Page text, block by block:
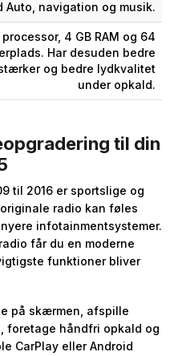
Auto, navigation og musik.
4 GB RAM og 64
Har desuden bedre
og bedre lydkvalitet
under opkald.
til din
til 2016 er sportslige og
radio kan føles
infotainmentsystemer.
får du en moderne
funktioner bliver
på skærmen, afspille
foretage håndfri opkald og
CarPlay eller Android